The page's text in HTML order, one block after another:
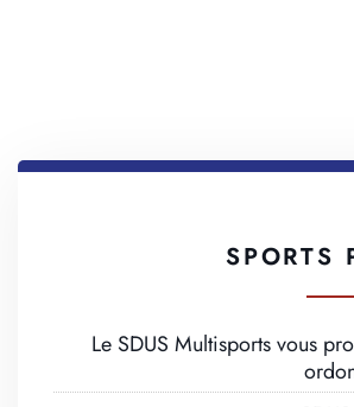
SPORTS
Le SDUS Multisports vous